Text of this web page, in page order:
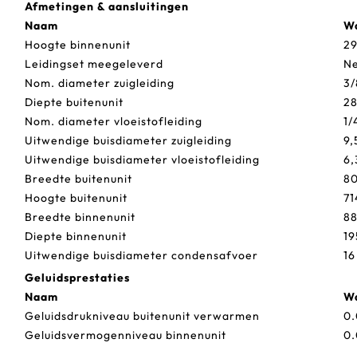
Afmetingen & aansluitingen
Naam
Hoogte binnenunit
Leidingset meegeleverd
Nom. diameter zuigleiding
3/
Diepte buitenunit
Nom. diameter vloeistofleiding
1/
Uitwendige buisdiameter zuigleiding
Uitwendige buisdiameter vloeistofleiding
Breedte buitenunit
Hoogte buitenunit
Breedte binnenunit
Diepte binnenunit
Uitwendige buisdiameter condensafvoer
16
Geluidsprestaties
Naam
Geluidsdrukniveau buitenunit verwarmen
Geluidsvermogenniveau binnenunit